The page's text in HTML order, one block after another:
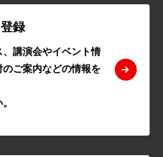
録
講演会やイベント情
ご案内などの情報を